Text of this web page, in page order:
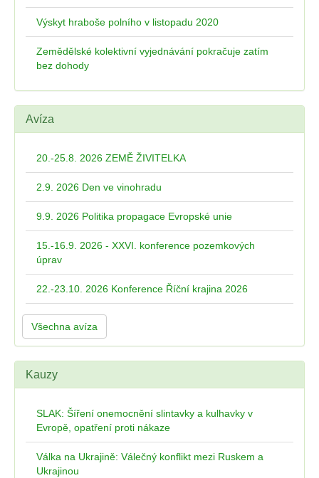
Výskyt hraboše polního v listopadu 2020
Zemědělské kolektivní vyjednávání pokračuje zatím
bez dohody
Avíza
20.-25.8. 2026 ZEMĚ ŽIVITELKA
2.9. 2026 Den ve vinohradu
9.9. 2026 Politika propagace Evropské unie
15.-16.9. 2026 - XXVI. konference pozemkových
úprav
22.-23.10. 2026 Konference Říční krajina 2026
Všechna avíza
Kauzy
SLAK: Šíření onemocnění slintavky a kulhavky v
Evropě, opatření proti nákaze
Válka na Ukrajině: Válečný konflikt mezi Ruskem a
Ukrajinou